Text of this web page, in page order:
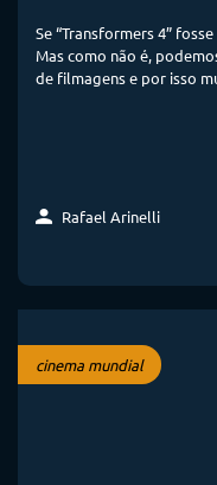
Se “Transformers 4”
Mas como não é,
de filmagens e por isso
Rafael Arinelli
cinema mundial